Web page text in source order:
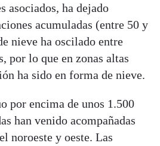
asociados, ha dejado
acumuladas (entre 50 y
nieve ha oscilado entre
por lo que en zonas altas
ha sido en forma de nieve.
por encima de unos 1.500
han venido acompañadas
noroeste y oeste. Las